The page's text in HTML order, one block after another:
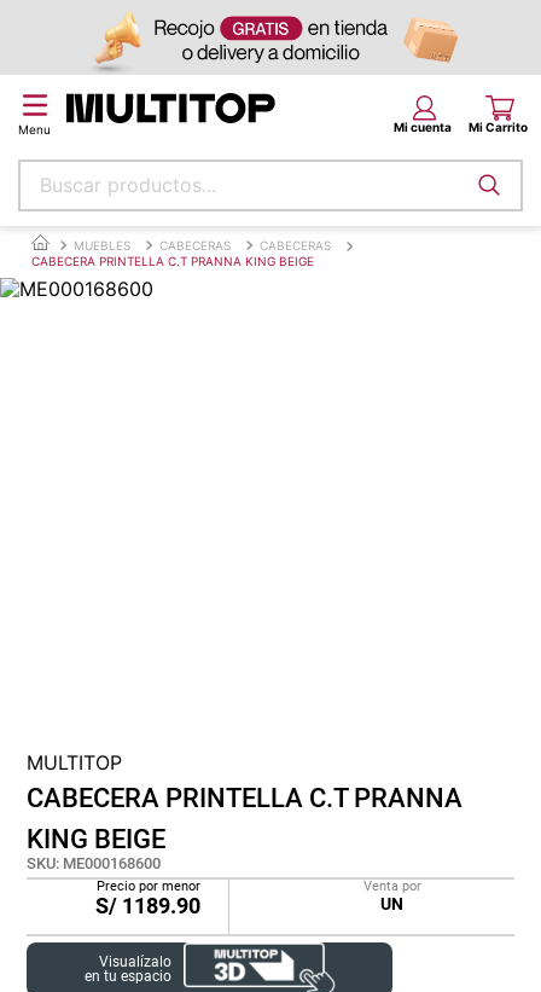
Buscar productos...
MUEBLES CABECERAS
CABECERAS
CABECERA PRINTELLA C.T PRANNA KING BEIGE
MULTITOP
CABECERA PRINTELLA C.T PRANNA
KING BEIGE
SKU: ME000168600
Precio por menor
S/ 1189.90
Venta por
UN
Visualízalo
en tu espacio
Términos más buscados
papel tapiz